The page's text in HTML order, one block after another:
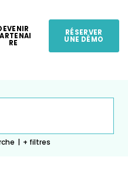
RE
RÉSERVER
UNE DÉMO
| + filtres